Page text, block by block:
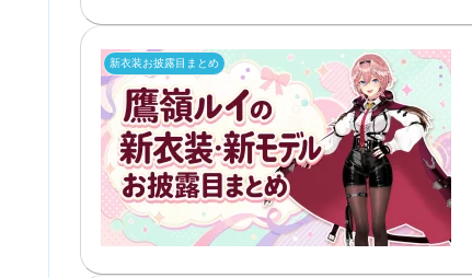
新衣装お披露目まとめ